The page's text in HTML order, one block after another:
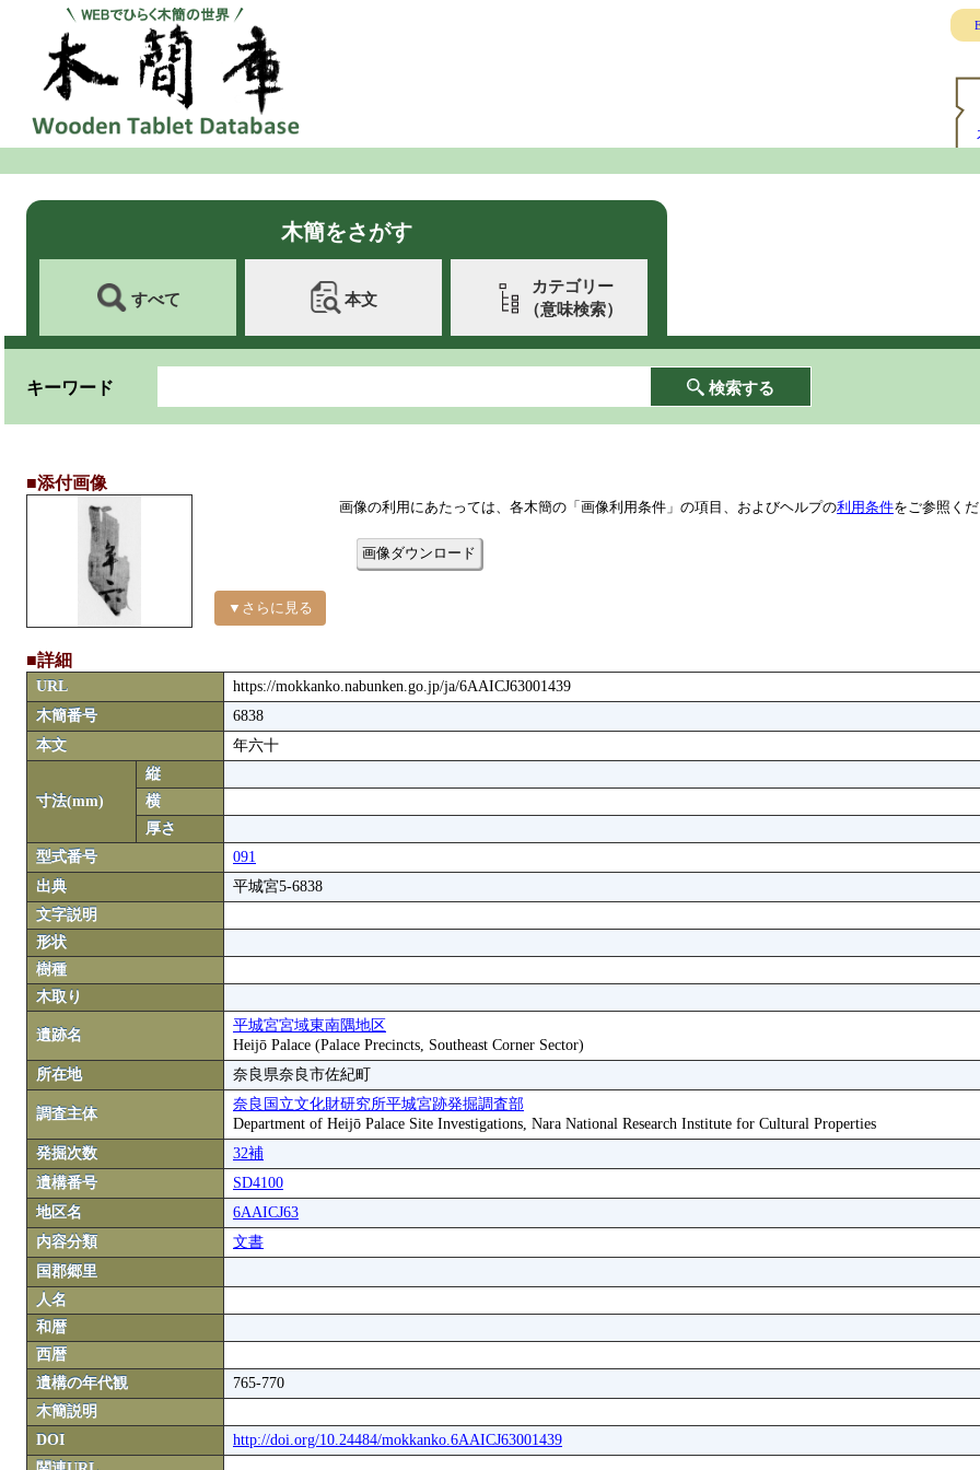
木簡をさがす
すべて 本文
カテゴリー
（意味検索）
キーワード 検索する
■添付画像
▼さらに見る
画像の利用にあたっては、各木簡の「画像利用条件」の項目、およびヘルプの利用条件をご参照く
画像ダウンロード
■詳細
URL
https://mokkanko.nabunken.go.jp/ja/6AAICJ63001439
木簡番号
6838
本文
年六十
寸法(mm)
縦
横
厚さ
型式番号
091
出典
平城宮5-6838
文字説明
形状
樹種
木取り
遺跡名
平城宮宮域東南隅地区
Heijō Palace (Palace Precincts, Southeast Corner Sector)
所在地
奈良県奈良市佐紀町
調査主体
奈良国立文化財研究所平城宮跡発掘調査部
Department of Heijō Palace Site Investigations, Nara National Research Institute for Cultural Properties
発掘次数
32補
遺構番号
SD4100
地区名
6AAICJ63
内容分類
文書
国郡郷里
人名
和暦
西暦
遺構の年代観
765-770
木簡説明
DOI
http://doi.org/10.24484/mokkanko.6AAICJ63001439